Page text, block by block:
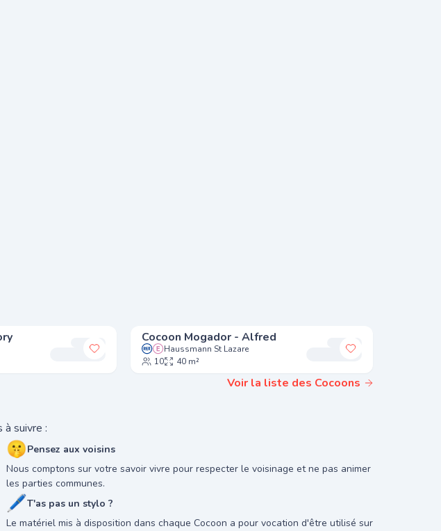
Ajouter à mes favoris Ajouter à mes
Cocoon Mogador - Alfred
Haussmann St Lazare
10
40 m²
Voir la liste des Cocoons
suivre :
🤫Pensez aux voisins
Nous comptons sur votre savoir vivre pour respecter le voisinage et ne pas animer
les parties communes.
🖊T'as pas un stylo ?
Le matériel mis à disposition dans chaque Cocoon a pour vocation d'être utilisé sur